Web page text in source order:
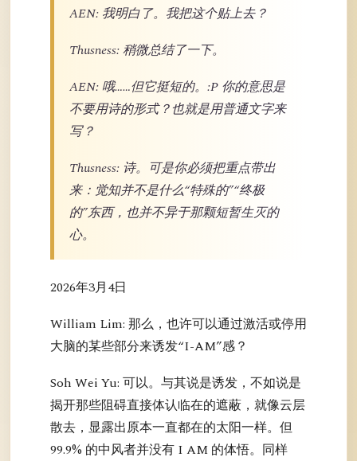
AEN: 我明白了。我把这个贴上去？
Thusness: 稍微总结了一下。
AEN: 哦……但它挺短的。:P 你的意思是
不要用诗的形式？也就是用普通文字来
写？
Thusness: 诗。可是你必须把重点带出
来：觉知并不是什么“特殊的”“终极
的”东西，也并不异于那颗短暂生灭的
心。
2026年3月4日
William Lim: 那么，也许可以通过激活或停用
大脑的某些部分来诱发“I-AM”感？
Soh Wei Yu: 可以。与其说是诱发，不如说是
揭开那些阻碍直接体认临在的遮蔽，就像云层
散去，显露出原本一直都在的太阳一样。但
99.9% 的中风者并没有 I AM 的体悟。同样